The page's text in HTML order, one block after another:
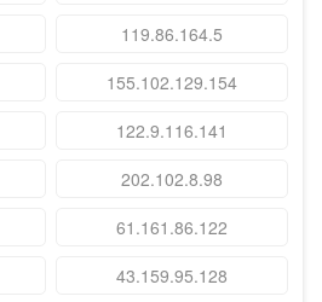
119.86.164.5
155.102.129.154
122.9.116.141
202.102.8.98
61.161.86.122
43.159.95.128